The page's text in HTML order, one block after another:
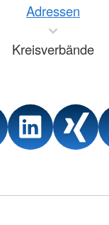
Adressen
Kreisverbände